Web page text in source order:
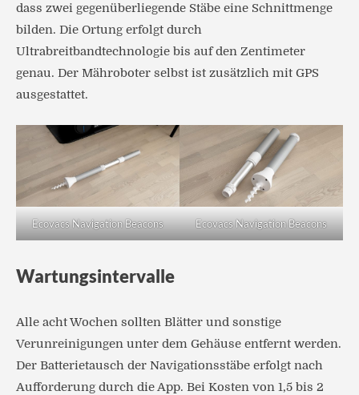
dass zwei gegenüberliegende Stäbe eine Schnittmenge
bilden. Die Ortung erfolgt durch
Ultrabreitbandtechnologie bis auf den Zentimeter
genau. Der Mähroboter selbst ist zusätzlich mit GPS
ausgestattet.
Ecovacs Navigation Beacons Ecovacs Navigation Beacons
Wartungsintervalle
Alle acht Wochen sollten Blätter und sonstige
Verunreinigungen unter dem Gehäuse entfernt werden.
Der Batterietausch der Navigationsstäbe erfolgt nach
Aufforderung durch die App. Bei Kosten von 1,5 bis 2